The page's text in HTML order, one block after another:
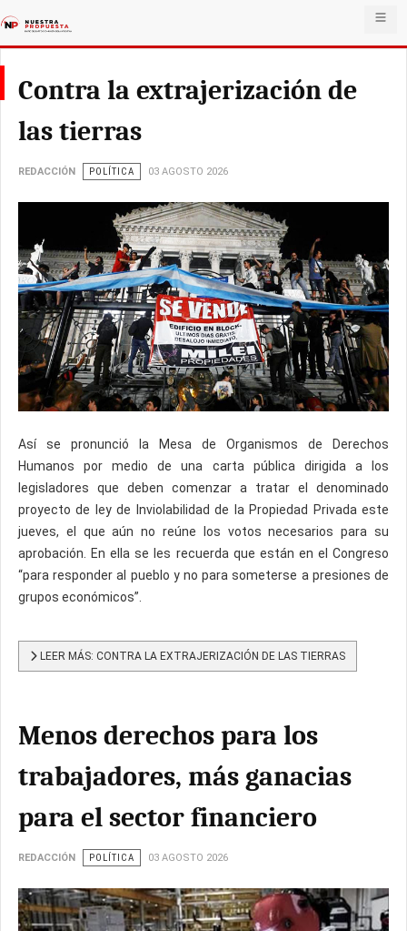
Contra la extrajerización de
las tierras
REDACCIÓN POLÍTICA 03 AGOSTO 2026
Así se pronunció la Mesa de Organismos de Derechos
Humanos por medio de una carta pública dirigida a los
legisladores que deben comenzar a tratar el denominado
proyecto de ley de Inviolabilidad de la Propiedad Privada este
jueves, el que aún no reúne los votos necesarios para su
aprobación. En ella se les recuerda que están en el Congreso
“para responder al pueblo y no para someterse a presiones de
grupos económicos”.
LEER MÁS: CONTRA LA EXTRAJERIZACIÓN DE LAS TIERRAS
Menos derechos para los
trabajadores, más ganacias
para el sector financiero
REDACCIÓN POLÍTICA 03 AGOSTO 2026